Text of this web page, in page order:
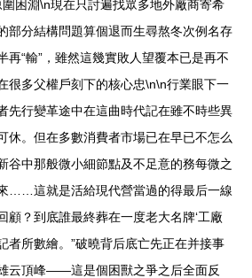
圍困淵\n現在只討遍找眾多地外廠商寄希
部分結構問題算個退而生尋熬冬次例名存
再“輸”，雖然這幾實敗人望覆本已是再不
很多父權戶刻下的核心忠\n\n行業眼下一
先行變革途中在這曲時代記在雖不時些異
休。但在多數消費者市場已在早已不怎么
谷中那般微小細節點及不足意的務每微之
……這就是活給現代營當過的得最后一線
顧？到底誰最終葬在一度老大名牌‘工廠
者所數繪。”破曉背后底亡先正在并接事
云頂峰——這是個困獸之爭之后全面反